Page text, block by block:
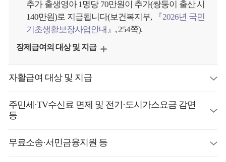
추가 출생영아 1명당 70만원이 추가(쌍둥이 출산 시
140만원)로 지급됩니다(보건복지부, 『2026년 국민
기초생활보장사업안내 』, 254쪽).
장제급여의 대상 및 지급
자활급여 대상 및 지급
주민세·TV수신료 면제 및 전기·도시가스요금 감면
등
무료소송·서민금융지원 등